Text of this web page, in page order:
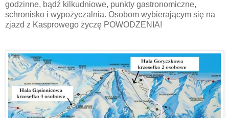
godzinne, bądź kilkudniowe, punkty gastronomiczne,
schronisko i wypożyczalnia. Osobom wybierającym się na
zjazd z Kasprowego życzę POWODZENIA!